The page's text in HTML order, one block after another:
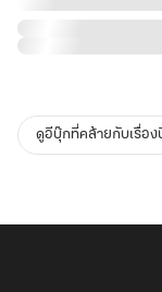
ดูอีบุ๊กที่คล้ายกับเรื่อ